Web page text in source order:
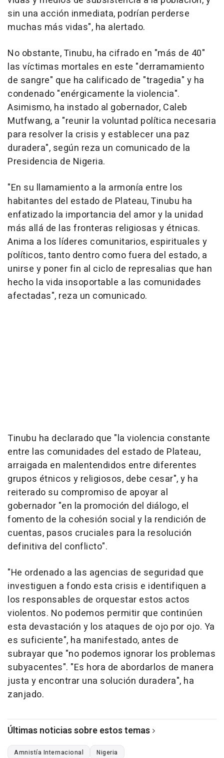
sin una acción inmediata, podrían perderse
muchas más vidas", ha alertado.
No obstante, Tinubu, ha cifrado en "más de 40"
las víctimas mortales en este "derramamiento
de sangre" que ha calificado de "tragedia" y ha
condenado "enérgicamente la violencia".
Asimismo, ha instado al gobernador, Caleb
Mutfwang, a "reunir la voluntad política necesaria
para resolver la crisis y establecer una paz
duradera", según reza un comunicado de la
Presidencia de Nigeria.
"En su llamamiento a la armonía entre los
habitantes del estado de Plateau, Tinubu ha
enfatizado la importancia del amor y la unidad
más allá de las fronteras religiosas y étnicas.
Anima a los líderes comunitarios, espirituales y
políticos, tanto dentro como fuera del estado, a
unirse y poner fin al ciclo de represalias que han
hecho la vida insoportable a las comunidades
afectadas", reza un comunicado.
Tinubu ha declarado que "la violencia constante
entre las comunidades del estado de Plateau,
arraigada en malentendidos entre diferentes
grupos étnicos y religiosos, debe cesar", y ha
reiterado su compromiso de apoyar al
gobernador "en la promoción del diálogo, el
fomento de la cohesión social y la rendición de
cuentas, pasos cruciales para la resolución
definitiva del conflicto".
"He ordenado a las agencias de seguridad que
investiguen a fondo esta crisis e identifiquen a
los responsables de orquestar estos actos
violentos. No podemos permitir que continúen
esta devastación y los ataques de ojo por ojo. Ya
es suficiente", ha manifestado, antes de
subrayar que "no podemos ignorar los problemas
subyacentes". "Es hora de abordarlos de manera
justa y encontrar una solución duradera", ha
zanjado.
Últimas noticias sobre estos temas
Amnistía Internacional Nigeria